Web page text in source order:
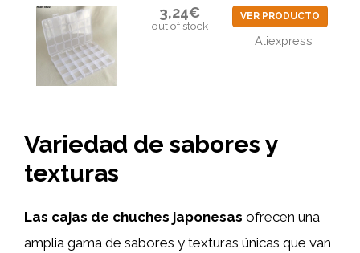
3,24€
out of stock
VER PRODUCTO
Aliexpress
Variedad de sabores y
texturas
Las cajas de chuches japonesas ofrecen una
amplia gama de sabores y texturas únicas que van